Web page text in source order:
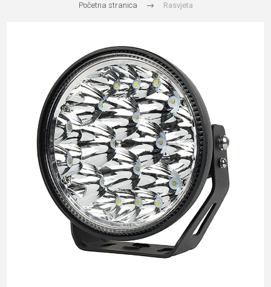
Početna stranica Rasvjeta